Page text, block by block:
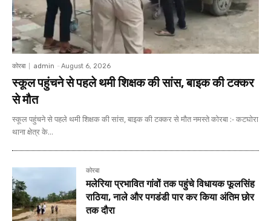
कोरबा admin - August 6, 2026
स्कूल पहुंचने से पहले थमी शिक्षक की सांस, बाइक की टक्कर
से मौत
स्कूल पहुंचने से पहले थमी शिक्षक की सांस, बाइक की टक्कर से मौत नमस्ते कोरबा :- कटघोरा
थाना क्षेत्र के...
कोरबा
मलेरिया प्रभावित गांवों तक पहुंचे विधायक फूलसिंह
राठिया, नाले और पगडंडी पार कर किया अंतिम छोर
तक दौरा